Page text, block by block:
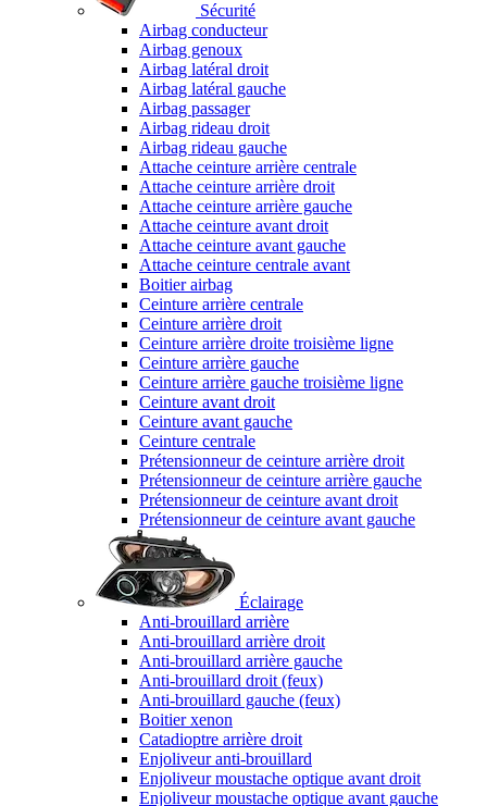
Sécurité
Airbag conducteur
Airbag genoux
Airbag latéral droit
Airbag latéral gauche
Airbag passager
Airbag rideau droit
Airbag rideau gauche
Attache ceinture arrière centrale
Attache ceinture arrière droit
Attache ceinture arrière gauche
Attache ceinture avant droit
Attache ceinture avant gauche
Attache ceinture centrale avant
Boitier airbag
Ceinture arrière centrale
Ceinture arrière droit
Ceinture arrière droite troisième ligne
Ceinture arrière gauche
Ceinture arrière gauche troisième ligne
Ceinture avant droit
Ceinture avant gauche
Ceinture centrale
Prétensionneur de ceinture arrière droit
Prétensionneur de ceinture arrière gauche
Prétensionneur de ceinture avant droit
Prétensionneur de ceinture avant gauche
Éclairage
Anti-brouillard arrière
Anti-brouillard arrière droit
Anti-brouillard arrière gauche
Anti-brouillard droit (feux)
Anti-brouillard gauche (feux)
Boitier xenon
Catadioptre arrière droit
Enjoliveur anti-brouillard
Enjoliveur moustache optique avant droit
Enjoliveur moustache optique avant gauche